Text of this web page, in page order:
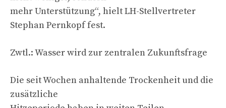
mehr Unterstützung“, hielt LH-Stellvertreter
Stephan Pernkopf fest.
Zwtl.: Wasser wird zur zentralen Zukunftsfrage
Die seit Wochen anhaltende Trockenheit und die
zusätzliche